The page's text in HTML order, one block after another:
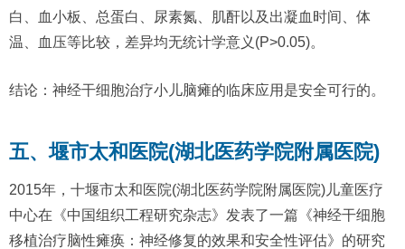
白、血小板、总蛋白、尿素氮、肌酐以及出凝血时间、体
温、血压等比较，差异均无统计学意义(P>0.05)。
结论：神经干细胞治疗小儿脑瘫的临床应用是安全可行的。
五、堰市太和医院(湖北医药学院附属医院)
2015年，十堰市太和医院(湖北医药学院附属医院)儿童医疗
中心在《中国组织工程研究杂志》发表了一篇《神经干细胞
移植治疗脑性瘫痪：神经修复的效果和安全性评估》的研究